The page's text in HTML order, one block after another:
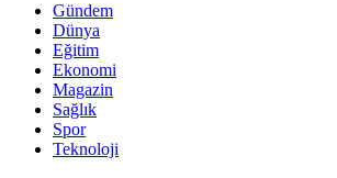
Gündem
Dünya
Eğitim
Ekonomi
Magazin
Sağlık
Spor
Teknoloji